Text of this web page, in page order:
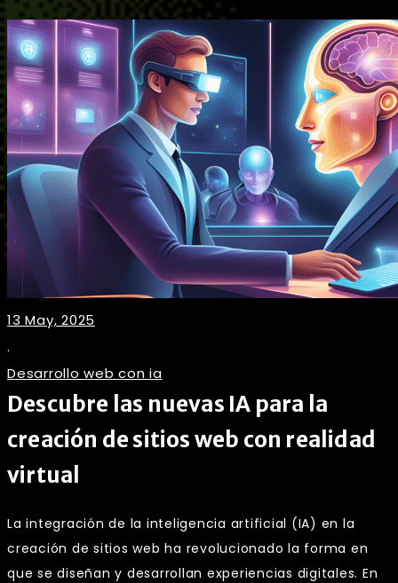
13 May, 2025
.
Desarrollo web con ia
Descubre las nuevas IA para la
creación de sitios web con realidad
virtual
La integración de la inteligencia artificial (IA) en la
creación de sitios web ha revolucionado la forma en
que se diseñan y desarrollan experiencias digitales. En